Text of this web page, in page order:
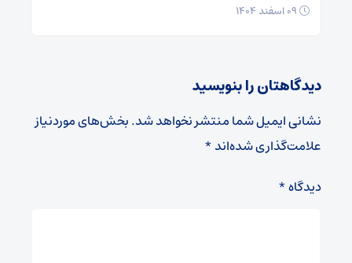
دیدگاهتان را بنویسید
نشانی ایمیل شما منتشر نخواهد شد.بخش‌های موردنیاز
علامت‌گذاری شده‌اند*
دیدگاه*